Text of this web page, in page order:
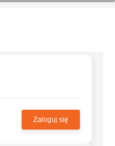
Zaloguj się